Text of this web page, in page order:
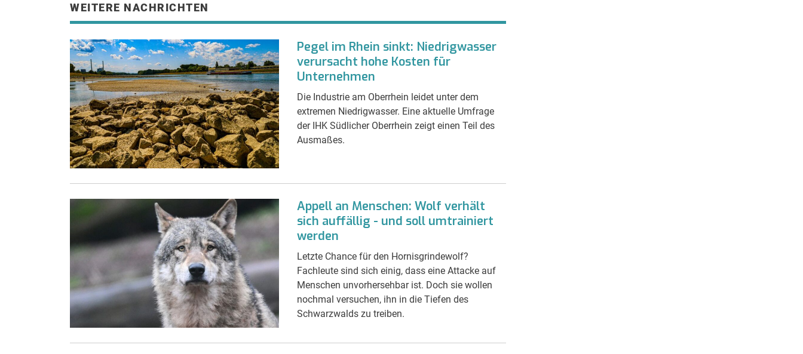
WEITERE NACHRICHTEN
Pegel im Rhein sinkt: Niedrigwasser
verursacht hohe Kosten für
Unternehmen
Die Industrie am Oberrhein leidet unter dem
extremen Niedrigwasser. Eine aktuelle Umfrage
der IHK Südlicher Oberrhein zeigt einen Teil des
Ausmaßes.
Appell an Menschen: Wolf verhält
sich auffällig - und soll umtrainiert
werden
Letzte Chance für den Hornisgrindewolf?
Fachleute sind sich einig, dass eine Attacke auf
Menschen unvorhersehbar ist. Doch sie wollen
nochmal versuchen, ihn in die Tiefen des
Schwarzwalds zu treiben.